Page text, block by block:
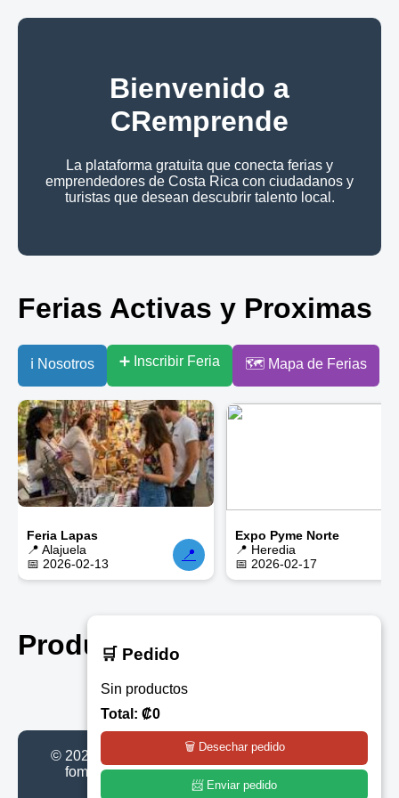
Bienvenido a
CRemprende
La plataforma gratuita que conecta ferias y
emprendedores de Costa Rica con ciudadanos y
turistas que desean descubrir talento local.
Ferias Activas y Proximas
ℹ️ Nosotros ➕ Inscribir Feria 🗺️ Mapa de Ferias
Feria Lapas
📍 Alajuela
📅 2026-02-13
📍
Expo Pyme Norte
📍 Heredia
📅 2026-02-17
Productos
🛒 Pedido
Sin productos
Total: ₡0
🗑️ Desechar pedido
📨 Enviar pedido
© 2026 CRemprende | Plataforma gratuita para
fomentar el emprendimiento en Costa Rica
Visitantes: 218